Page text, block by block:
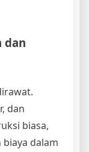
dan
dan
biasa,
dalam